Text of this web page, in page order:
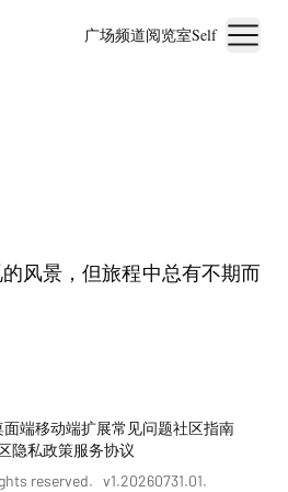
广场频道阅览室Self
风景，但旅程中总有不期而
面端移动端扩展常见问题社区指南
隐私政策服务协议
reserved. v1.20260731.01.